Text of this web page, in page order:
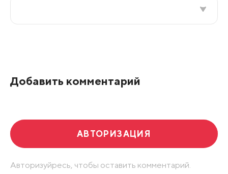
Добавить комментарий
АВТОРИЗАЦИЯ
Авторизуйресь, чтобы оставить комментарий.